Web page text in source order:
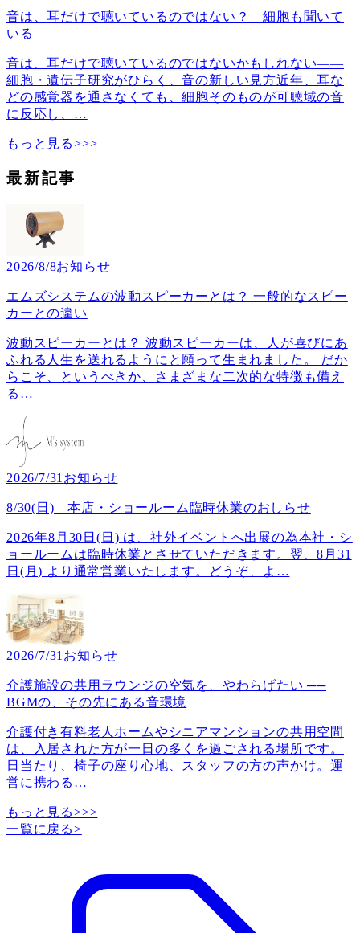
音は、耳だけで聴いているのではない？ 細胞も聞いて
いる
音は、耳だけで聴いているのではないかもしれない――
細胞・遺伝子研究がひらく、音の新しい見方近年、耳な
どの感覚器を通さなくても、細胞そのものが可聴域の音
に反応し、 …
もっと見る>>>
最新記事
2026/8/8お知らせ
エムズシステムの波動スピーカーとは？ 一般的なスピー
カーとの違い
波動スピーカーとは？ 波動スピーカーは、人が喜びにあ
ふれる人生を送れるようにと願って生まれました。 だか
らこそ、というべきか、さまざまな二次的な特徴も備え
る …
2026/7/31 お知らせ
8/30(日) 本店・ショールーム臨時休業のおしらせ
2026年8月30日(日) は、社外イベントへ出展の為本社・シ
ョールームは臨時休業とさせていただきます。翌、8月31
日(月) より通常営業いたします。どうぞ、よ …
2026/7/31 お知らせ
介護施設の共用ラウンジの空気を、やわらげたい ──
BGMの、その先にある音環境
介護付き有料老人ホームやシニアマンションの共用空間
は、入居された方が一日の多くを過ごされる場所です。
日当たり、椅子の座り心地、スタッフの方の声かけ。運
営に携わる …
もっと見る>>>
一覧に戻る>